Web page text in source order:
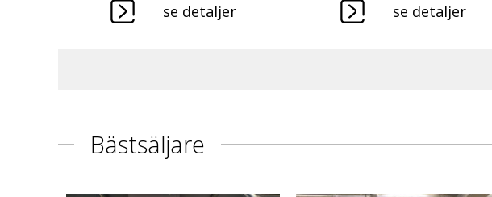
se detaljer se detaljer
Bästsäljare